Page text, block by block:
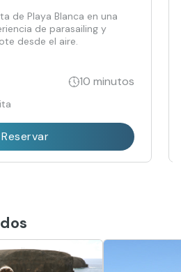
de Playa Blanca en una
de parasailing y
desde el aire.
10 minutos
Reservar